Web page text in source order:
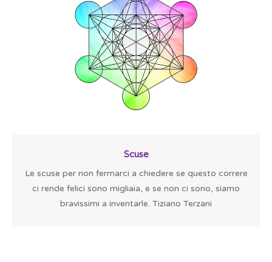
Scuse
Le scuse per non fermarci a chiedere se questo correre
ci rende felici sono migliaia, e se non ci sono, siamo
bravissimi a inventarle. Tiziano Terzani